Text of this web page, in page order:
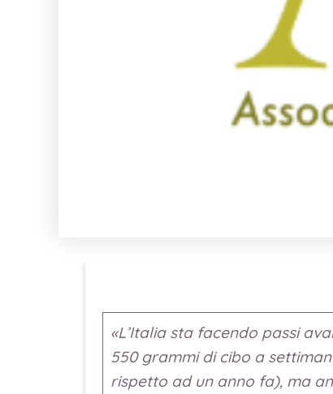
«L’Italia sta facendo passi
550 grammi di cibo a
rispetto ad un anno fa), ma